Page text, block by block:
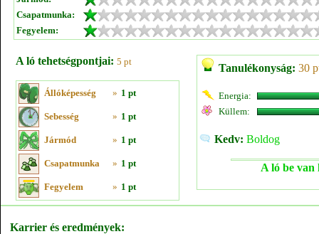
Csapatmunka:
Fegyelem:
A ló tehetségpontjai: 5 pt
Állóképesség » 1 pt
Sebesség » 1 pt
Jármód » 1 pt
Csapatmunka » 1 pt
Fegyelem » 1 pt
Tanulékonyság: 30
Energia:
Küllem:
Kedv: Boldog
A ló be van
Karrier és eredmények: